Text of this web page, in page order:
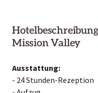
Mission Valley
Ausstattung:
- 24 Stunden-Rezeption